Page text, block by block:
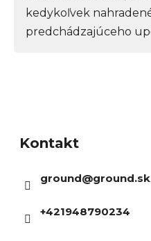
kedykoľvek
predchádzajúceho
Kontakt
ground@ground.sk
+421948790234